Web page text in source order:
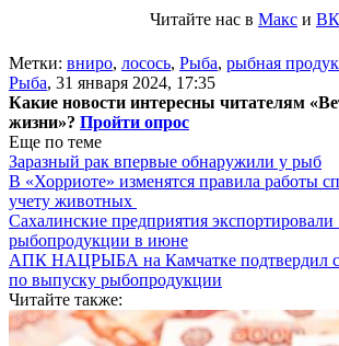
Читайте нас в Макс и ВК
Метки: вниро, лосось, Рыба, рыбная
Рыба, 31 января 2024, 17:35
Какие новости интересны читателям
жизни»? Пройти опрос
Еще по теме
Заразный рак впервые обнаружили у рыб
В «Хорриоте» изменятся правила работы
учету животных
Сахалинские предприятия
рыбопродукции в июне
АПК НАЦРЫБА на Камчатке подтвердил
по выпуску рыбопродукции
Читайте также: